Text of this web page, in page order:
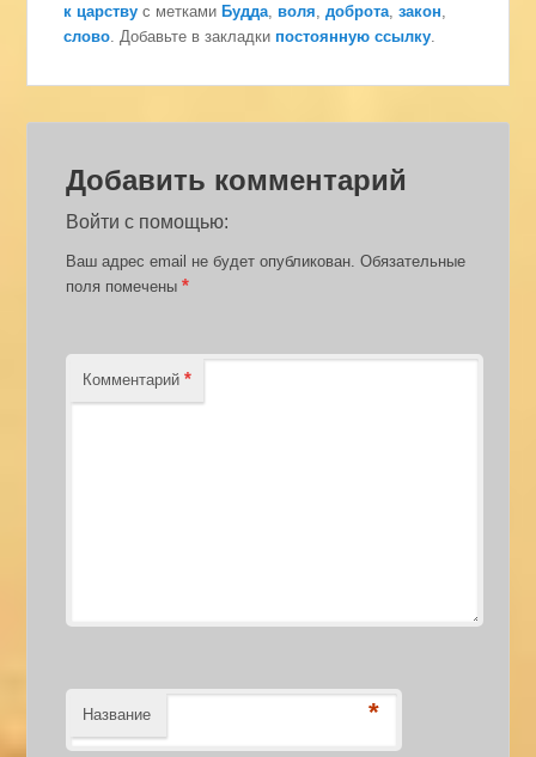
к царству с метками Будда воля ,доброта ,закон
слово . Добавьте в закладки постоянную ссылку
Добавить комментарий
Войти с помощью:
Ваш адрес email не будет опубликован. Обязательные
поля помечены*
Комментарий*
Название *